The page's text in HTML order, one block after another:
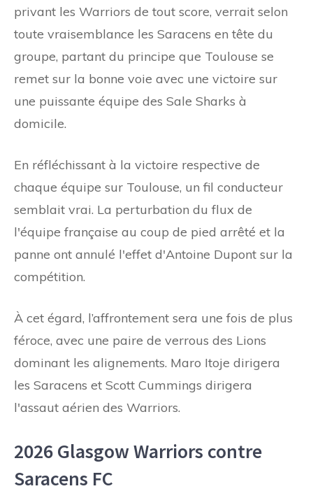
privant les Warriors de tout score, verrait selon
toute vraisemblance les Saracens en tête du
groupe, partant du principe que Toulouse se
remet sur la bonne voie avec une victoire sur
une puissante équipe des Sale Sharks à
domicile.
En réfléchissant à la victoire respective de
chaque équipe sur Toulouse, un fil conducteur
semblait vrai. La perturbation du flux de
l'équipe française au coup de pied arrêté et la
panne ont annulé l'effet d'Antoine Dupont sur la
compétition.
À cet égard, l’affrontement sera une fois de plus
féroce, avec une paire de verrous des Lions
dominant les alignements. Maro Itoje dirigera
les Saracens et Scott Cummings dirigera
l'assaut aérien des Warriors.
2026 Glasgow Warriors contre
Saracens FC